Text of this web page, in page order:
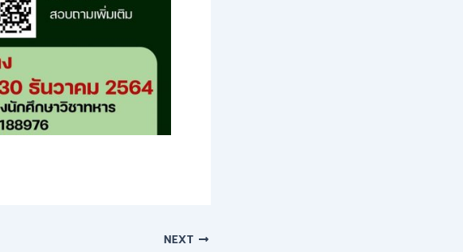
NEXT